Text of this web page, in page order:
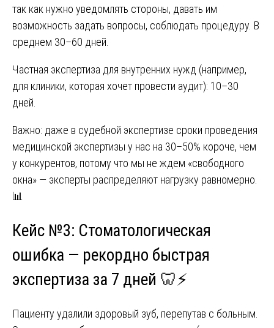
так как нужно уведомлять стороны, давать им
возможность задать вопросы, соблюдать процедуру. В
среднем 30–60 дней.
Частная экспертиза для внутренних нужд (например,
для клиники, которая хочет провести аудит): 10–30
дней.
Важно: даже в судебной экспертизе сроки проведения
медицинской экспертизы у нас на 30–50% короче, чем
у конкурентов, потому что мы не ждем «свободного
окна» — эксперты распределяют нагрузку равномерно.
📊
Кейс №3: Стоматологическая
ошибка — рекордно быстрая
экспертиза за 7 дней 🦷⚡
Пациенту удалили здоровый зуб, перепутав с больным.